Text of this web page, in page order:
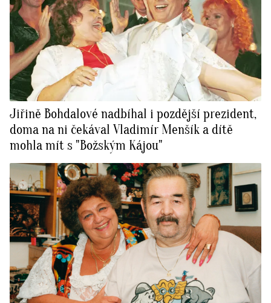
Jiřině Bohdalové nadbíhal i pozdější prezident,
doma na ni čekával Vladimír Menšík a dítě
mohla mít s "Božským Kájou"